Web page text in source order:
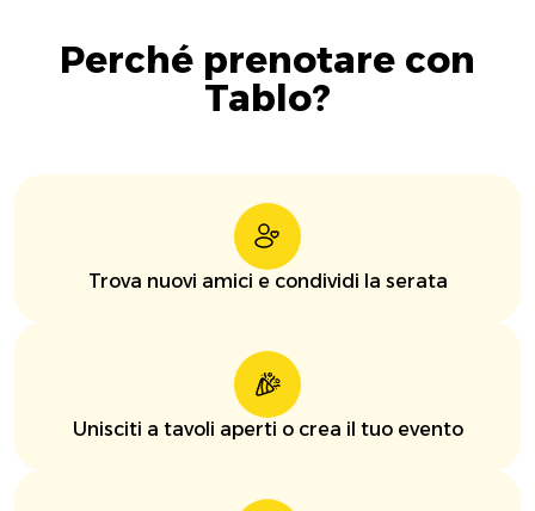
Perché prenotare con
Tablo?
Trova nuovi amici e condividi la serata
Unisciti a tavoli aperti o crea il tuo evento